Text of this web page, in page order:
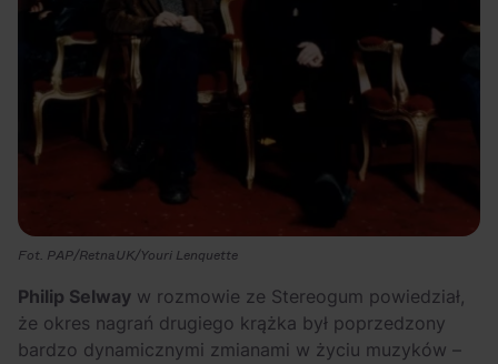
Fot. PAP/RetnaUK/Youri Lenquette
Philip Selway w rozmowie ze Stereogum powiedział,
że okres nagrań drugiego krążka był poprzedzony
bardzo dynamicznymi zmianami w życiu muzyków –